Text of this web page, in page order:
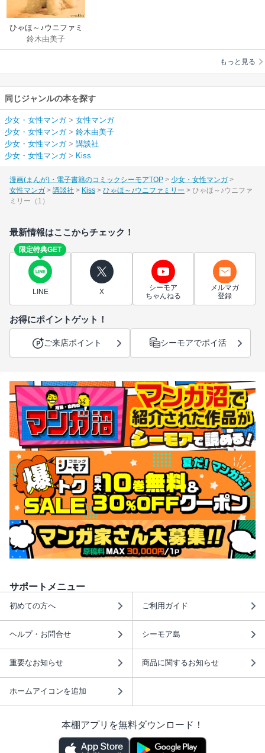
ひゃほ～♪ウニファミ
リー
鈴木由美子
もっと見る
同じジャンルの本を探す
少女・女性マンガ> 女性マンガ
少女・女性マンガ> 鈴木由美子
少女・女性マンガ> 講談社
少女・女性マンガ> Kiss
漫画(まんが)・電子書籍のコミックシーモアTOP
少女・女性マンガ
女性マンガ
講談社 Kiss ひゃほ～♪ウニファミリー
ひゃほ～♪ウニファ
ミリー（1）
最新情報はここからチェック！
限定特典GET
LINE X
シーモア
ちゃんねる
メルマガ
登録
お得にポイントゲット！
ご来店ポイント シーモアでポイ活
サポートメニュー
初めての方へ ご利用ガイド
ヘルプ・お問合せ シーモア島
重要なお知らせ 商品に関するお知らせ
ホームアイコンを追加
本棚アプリを無料ダウンロード！